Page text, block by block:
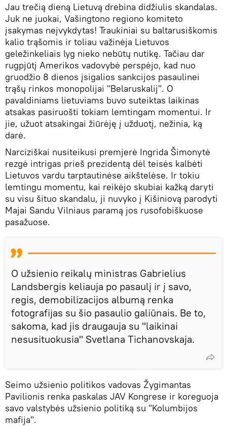
Jau trečią dieną Lietuvą drebina didžiulis skandalas.
Juk ne juokai, Vašingtono regiono komiteto
įsakymas neįvykdytas! Traukiniai su baltarusiškomis
kalio trąšomis ir toliau važinėja Lietuvos
geležinkeliais lyg nieko nebūtų nutikę. Tačiau dar
rugpjūtį Amerikos vadovybė perspėjo, kad nuo
gruodžio 8 dienos įsigalios sankcijos pasaulinei
trąšų rinkos monopolijai "Belaruskalij". O
pavaldiniams lietuviams buvo suteiktas laikinas
atsakas pasiruošti tokiam lemtingam momentui. Ir
jie, užuot atsakingai žiūrėję į užduotį, nežinia, ką
darė.
Narciziškai nusiteikusi premjerė Ingrida Šimonytė
rezgė intrigas prieš prezidentą dėl teisės kalbėti
Lietuvos vardu tarptautinėse aikštelėse. Ir tokiu
lemtingu momentu, kai reikėjo skubiai kažką daryti
su visu šituo skandalu, ji nuvyko į Kišiniovą parodyti
Majai Sandu Vilniaus paramą jos rusofobiškuose
pasažuose.
O užsienio reikalų ministras Gabrielius
Landsbergis keliauja po pasaulį ir į savo,
regis, demobilizacijos albumą renka
fotografijas su šio pasaulio galiūnais. Be to,
sakoma, kad jis draugauja su "laikinai
nesusituokusia" Svetlana Tichanovskaja.
Seimo užsienio politikos vadovas Žygimantas
Pavilionis renka paskalas JAV Kongrese ir koreguoja
savo valstybės užsienio politiką su "Kolumbijos
mafija".